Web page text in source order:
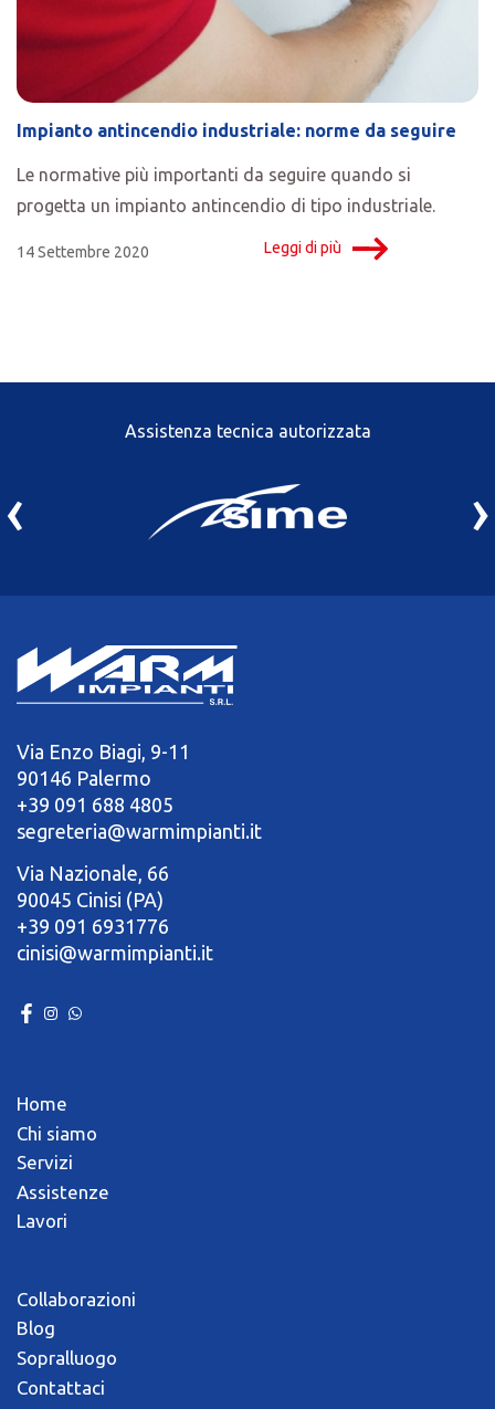
Impianto antincendio industriale: norme da seguire
Le normative più importanti da seguire quando si
progetta un impianto antincendio di tipo industriale.
14 Settembre 2020 Leggi di più
Assistenza tecnica autorizzata
‹ ›
Via Enzo Biagi, 9-11
90146 Palermo
+39 091 688 4805
segreteria@warmimpianti.it
Via Nazionale, 66
90045 Cinisi (PA)
+39 091 6931776
cinisi@warmimpianti.it
Home
Chi siamo
Servizi
Assistenze
Lavori
Collaborazioni
Blog
Sopralluogo
Contattaci